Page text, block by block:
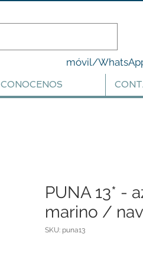
móvil/
CONOCENOS
PUNA 13* -
marino /
SKU: puna13